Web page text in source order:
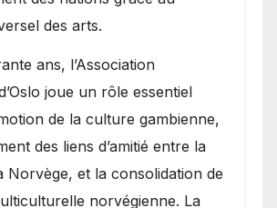
des arts.
ans, l’Association
joue un rôle essentiel
de la culture gambienne,
des liens d’amitié entre la
Norvège, et la consolidation de
norvégienne. La